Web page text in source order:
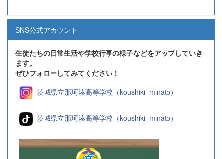
SNS公式アカウント
生徒たちの日常生活や学校行事の様子などをアップしていき
ます。
ぜひフォローしてみてください！
茨城県立那珂湊高等学校（koushiki_minato）
茨城県立那珂湊高等学校（koushiki_minato）